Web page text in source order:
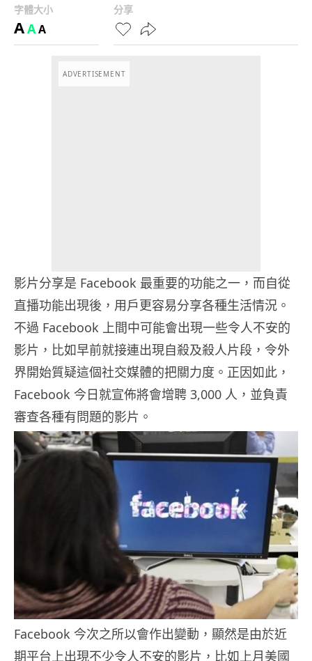
字體大小
AAA
分享
ADVERTISEMENT
影片分享是 Facebook 最重要的功能之一，而自從
直播功能出現後，用戶更容易分享各種生活情況。
不過 Facebook 上間中可能會出現一些令人不安的
影片，比如早前就接連出現自殺及殺人片段，令外
界開始質疑這個社交媒體的把關力度。正因如此，
Facebook 今日就宣佈將會增聘 3,000 人，並負責
審查各種有問題的影片。
Facebook 今次之所以會作出變動，顯然是由於近
期平台上出現不少令人不安的影片，比如上月美國